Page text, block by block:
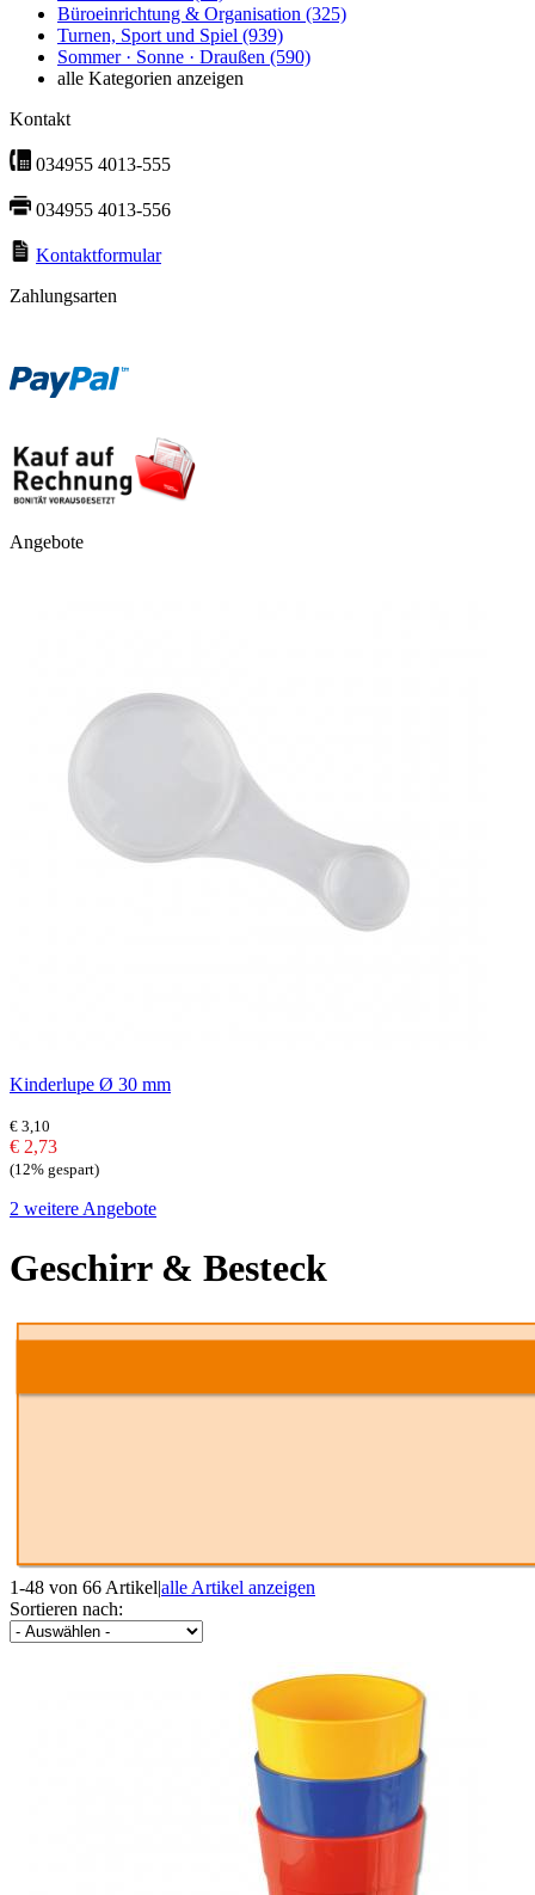
Büroeinrichtung & Organisation (325)
Turnen, Sport und Spiel (939)
Sommer · Sonne · Draußen (590)
alle Kategorien anzeigen
Kontakt
034955 4013-555
034955 4013-556
Kontaktformular
Zahlungsarten
Angebote
Kinderlupe Ø 30 mm
€ 3,10
€ 2,73
(12% gespart)
2 weitere Angebote
Geschirr & Besteck
1-48 von 66 Artikel|alle Artikel anzeigen
Sortieren nach: